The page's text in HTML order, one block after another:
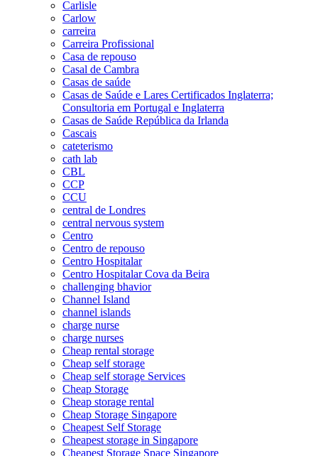
Carlisle
Carlow
carreira
Carreira Profissional
Casa de repouso
Casal de Cambra
Casas de saúde
Casas de Saúde e Lares Certificados Inglaterra;
Consultoria em Portugal e Inglaterra
Casas de Saúde República da Irlanda
Cascais
cateterismo
cath lab
CBL
CCP
CCU
central de Londres
central nervous system
Centro
Centro de repouso
Centro Hospitalar
Centro Hospitalar Cova da Beira
challenging bhavior
Channel Island
channel islands
charge nurse
charge nurses
Cheap rental storage
Cheap self storage
Cheap self storage Services
Cheap Storage
Cheap storage rental
Cheap Storage Singapore
Cheapest Self Storage
Cheapest storage in Singapore
Cheapest Storage Space Singapore